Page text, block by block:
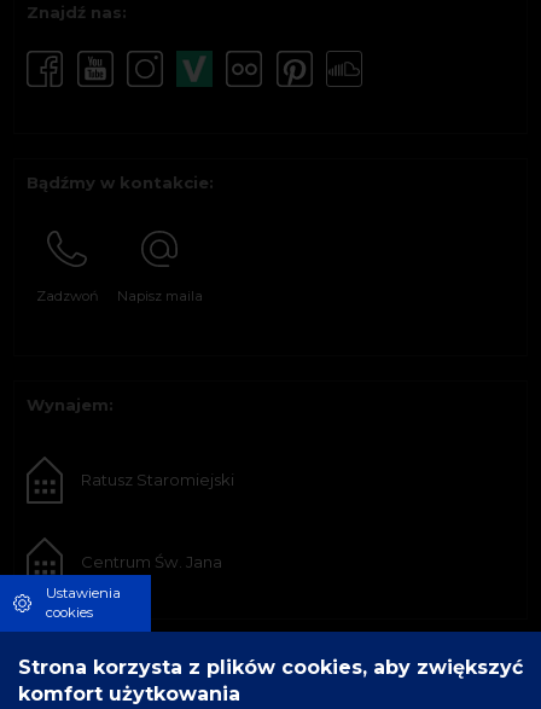
Znajdź nas:
Bądźmy w kontakcie:
Zadzwoń Napisz maila
Wynajem:
Ratusz Staromiejski
Centrum Św. Jana
Ustawienia
cookies
Strona korzysta z plików cookies, aby zwiększyć
komfort użytkowania